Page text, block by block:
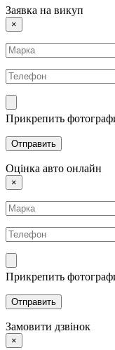
Заявка на викуп
×
Прикрепить
Оцінка авто онлайн
×
Прикрепить
Замовити дзвінок
×